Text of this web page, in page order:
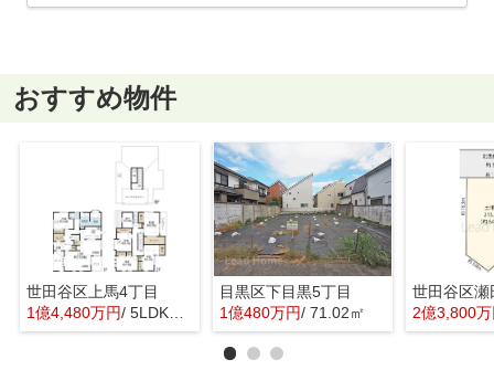
おすすめ物件
世田谷区上馬4丁目
1億4,480万円/ 5LDK＋1S(納戸)
目黒区下目黒5丁目
1億480万円/ 71.02㎡
世田谷区瀬
2億3,800